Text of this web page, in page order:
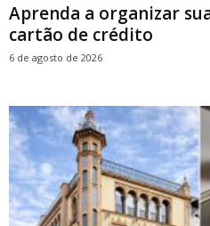
Aprenda a organizar
cartão de crédito
6 de agosto de 2026